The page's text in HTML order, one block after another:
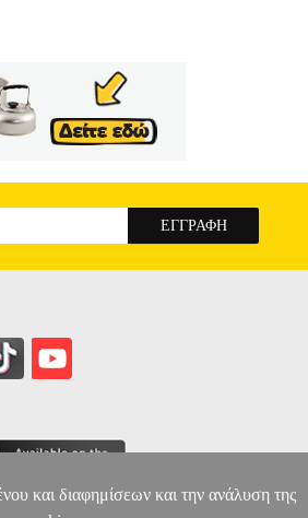
και διαφημίσεων και την ανάλυση της